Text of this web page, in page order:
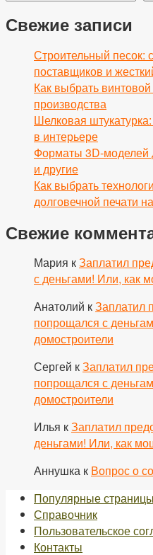
Свежие записи
Строительный песок:
поставщиков и
Как выбрать
производства
Шелковая
в интерьере
Форматы 3D-моделей
и другие
Как выбрать
долговечной печати
Свежие
Мария кЗаплатил
с деньгами! Или, как
Анатолий кЗаплатил
попрощался с
домостроители
Сергей кЗаплатил
попрощался с
домостроители
Илья кЗаплатил
деньгами! Или, как
Аннушка к Вопрос о
Популярные страницы
Справочник
Пользовательское
Контакты